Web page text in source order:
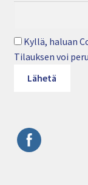
Kyllä, haluan
Tilauksen voi